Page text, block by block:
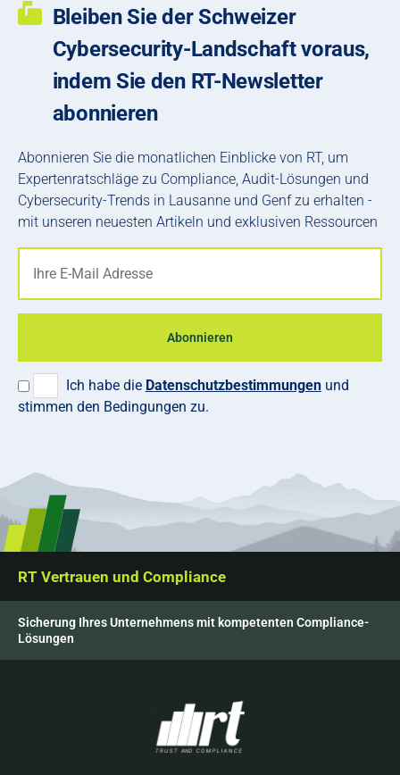
Bleiben Sie der Schweizer
Cybersecurity-Landschaft voraus,
indem Sie den RT-Newsletter
abonnieren
Abonnieren Sie die monatlichen Einblicke von RT, um
Expertenratschläge zu Compliance, Audit-Lösungen und
Cybersecurity-Trends in Lausanne und Genf zu erhalten -
mit unseren neuesten Artikeln und exklusiven Ressourcen
Ich habe die Datenschutzbestimmungenund
stimmen den Bedingungen zu.
Abonnieren
RT Vertrauen und Compliance
Sicherung Ihres Unternehmens mit kompetenten Compliance-
Lösungen